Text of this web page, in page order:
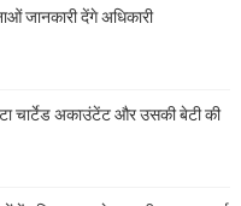
जानकारी देंगे अधिकारी
चार्टेड अकाउंटेंट और उसकी बेटी की